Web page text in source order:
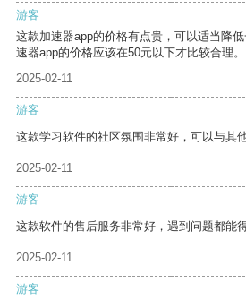
游客
这款加速器app的价格有点贵，可以适当降
速器app的价格应该在50元以下才比较合理。
2025-02-11
游客
这款学习软件的社区氛围非常好，可以与其
2025-02-11
游客
这款软件的售后服务非常好，遇到问题都能
2025-02-11
游客